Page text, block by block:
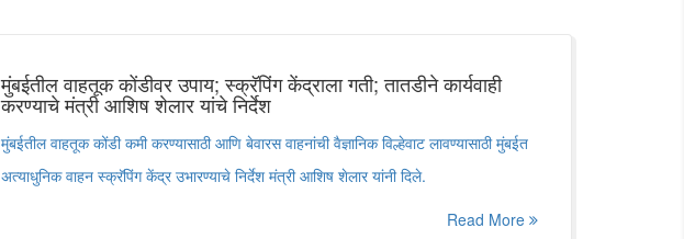
मुंबईतील वाहतूक कोंडीवर उपाय; स्क्रॅपिंग केंद्राला गती; तातडीने कार्यवाही
करण्याचे मंत्री आशिष शेलार यांचे निर्देश
मुंबईतील वाहतूक कोंडी कमी करण्यासाठी आणि बेवारस वाहनांची वैज्ञानिक विल्हेवाट लावण्यासाठी मुंबईत
अत्याधुनिक वाहन स्क्रॅपिंग केंद्र उभारण्याचे निर्देश मंत्री आशिष शेलार यांनी दिले.
Read More